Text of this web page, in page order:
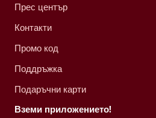
Прес център
Контакти
Промо код
Поддръжка
Подаръчни карти
Вземи приложението!